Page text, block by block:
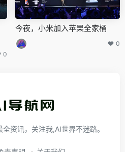
0
今夜，小米加入苹果全家桶
0
资讯，关注我,AI世界不迷路。